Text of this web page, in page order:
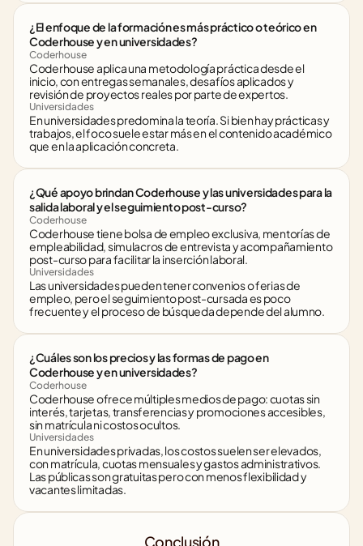
¿El enfoque de la formación es más práctico o teórico en
Coderhouse y en universidades?
Coderhouse
Coderhouse aplica una metodología práctica desde el
inicio, con entregas semanales, desafíos aplicados y
revisión de proyectos reales por parte de expertos.
Universidades
En universidades predomina la teoría. Si bien hay prácticas y
trabajos, el foco suele estar más en el contenido académico
que en la aplicación concreta.
¿Qué apoyo brindan Coderhouse y las universidades para la
salida laboral y el seguimiento post-curso?
Coderhouse
Coderhouse tiene bolsa de empleo exclusiva, mentorías de
empleabilidad, simulacros de entrevista y acompañamiento
post-curso para facilitar la inserción laboral.
Universidades
Las universidades pueden tener convenios o ferias de
empleo, pero el seguimiento post-cursada es poco
frecuente y el proceso de búsqueda depende del alumno.
¿Cuáles son los precios y las formas de pago en
Coderhouse y en universidades?
Coderhouse
Coderhouse ofrece múltiples medios de pago: cuotas sin
interés, tarjetas, transferencias y promociones accesibles,
sin matrícula ni costos ocultos.
Universidades
En universidades privadas, los costos suelen ser elevados,
con matrícula, cuotas mensuales y gastos administrativos.
Las públicas son gratuitas pero con menos flexibilidad y
vacantes limitadas.
Conclusión